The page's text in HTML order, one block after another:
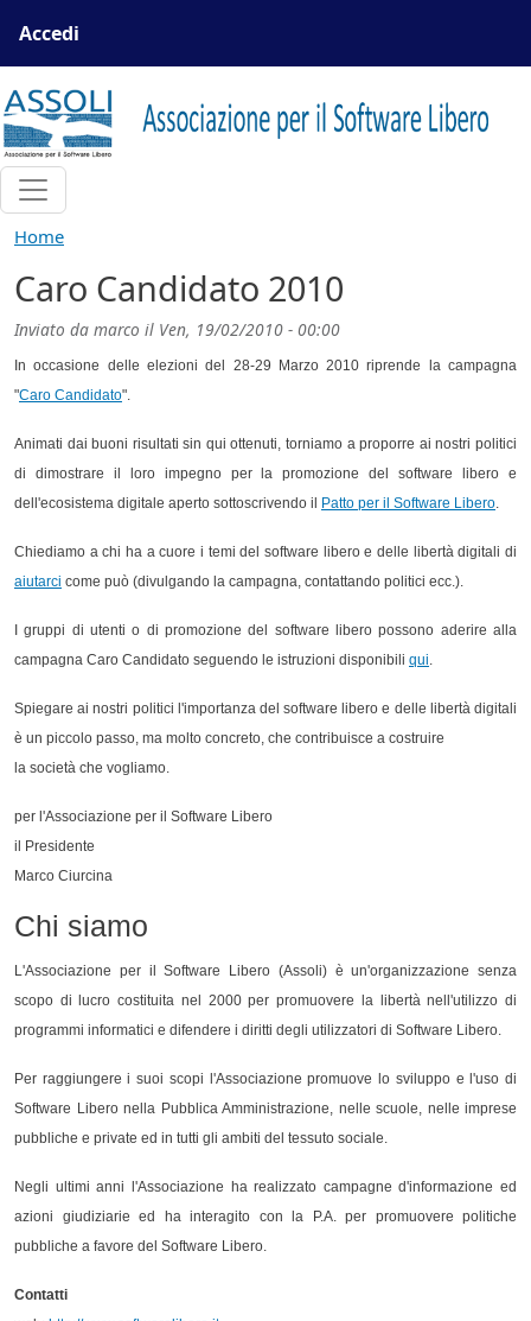
Menu profilo utente
Accedi
Home
Caro Candidato 2010
Inviato da marco il Ven, 19/02/2010 - 00:00
In occasione delle elezioni del 28-29 Marzo 2010 riprende la campagna
"Caro Candidato".
Animati dai buoni risultati sin qui ottenuti, torniamo a proporre ai nostri politici
di dimostrare il loro impegno per la promozione del software libero e
dell'ecosistema digitale aperto sottoscrivendo il
Patto per il Software Libero.
Chiediamo a chi ha a cuore i temi del software libero e delle libertà digitali di
aiutarci come può (divulgando la campagna, contattando politici ecc.).
I gruppi di utenti o di promozione del software libero possono aderire alla
campagna Caro Candidato seguendo le istruzioni disponibili qui.
Spiegare ai nostri politici l'importanza del software libero e delle libertà digitali
è un piccolo passo, ma molto concreto, che contribuisce a costruire
la società che vogliamo.
per l'Associazione per il Software Libero
il Presidente
Marco Ciurcina
Chi siamo
L'Associazione per il Software Libero (Assoli) è un'organizzazione senza
scopo di lucro costituita nel 2000 per promuovere la libertà nell'utilizzo di
programmi informatici e difendere i diritti degli utilizzatori di Software Libero.
Per raggiungere i suoi scopi l'Associazione promuove lo sviluppo e l'uso di
Software Libero nella Pubblica Amministrazione, nelle scuole, nelle imprese
pubbliche e private ed in tutti gli ambiti del tessuto sociale.
Negli ultimi anni l'Associazione ha realizzato campagne d'informazione ed
azioni giudiziarie ed ha interagito con la P.A. per promuovere politiche
pubbliche a favore del Software Libero.
Contatti